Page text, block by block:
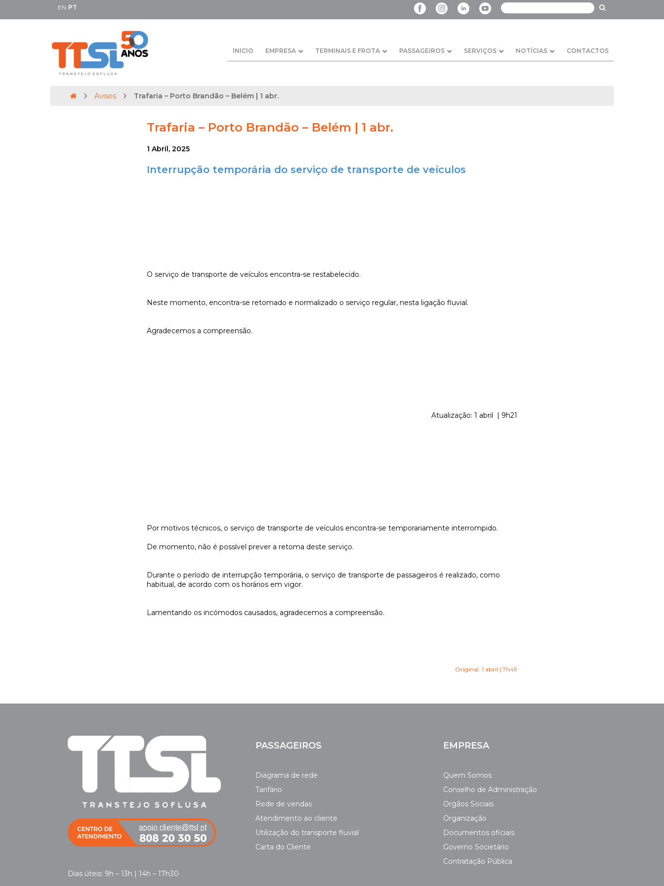
EN PT
INICIO EMPRESA TERMINAIS E FROTA PASSAGEIROS SERVIÇOS NOTÍCIAS CONTACTOS
Avisos Trafaria – Porto Brandão – Belém | 1 abr.
Trafaria – Porto Brandão – Belém | 1 abr.
1 Abril, 2025
Interrupção temporária do serviço de transporte de veículos
O serviço de transporte de veículos encontra-se restabelecido.
Neste momento, encontra-se retomado e normalizado o serviço regular, nesta ligação fluvial.
Agradecemos a compreensão.
Atualização: 1 abril | 9h21
Por motivos técnicos, o serviço de transporte de veículos encontra-se temporariamente interrompido.
De momento, não é possível prever a retoma deste serviço.
Durante o período de interrupção temporária, o serviço de transporte de passageiros é realizado, como
habitual, de acordo com os horários em vigor.
Lamentando os incómodos causados, agradecemos a compreensão.
Original: 1 abril | 7h49
Dias úteis: 9h – 13h | 14h – 17h30
PASSAGEIROS
Diagrama de rede
Tarifário
Rede de vendas
Atendimento ao cliente
Utilização do transporte fluvial
Carta do Cliente
EMPRESA
Quem Somos
Conselho de Administração
Orgãos Sociais
Organização
Documentos oficiais
Governo Societário
Contratação Pública